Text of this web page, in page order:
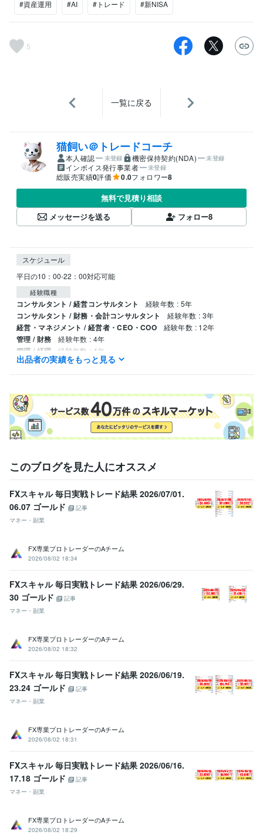
#資産運用 #AI #トレード #新NISA
5
一覧に戻る
猫飼い＠トレードコーチ
本人確認 未登録 機密保持契約(NDA) 未登録
インボイス発行事業者 未登録
総販売実績0評価 0.0フォロワー8
無料で見積り相談
メッセージを送る
フォロー8
スケジュール
平日の10：00-22：00対応可能
経験職種
コンサルタント / 経営コンサルタント 経験年数 : 5年
コンサルタント / 財務・会計コンサルタント 経験年数 : 3年
経営・マネジメント / 経営者・CEO・COO 経験年数 : 12年
管理 / 財務 経験年数 : 4年
管理 / 経理 経験年数 : 4年
トレード上達の教科書 初心者から達人への9つのステップ「Deep Tra
ding」 トレード特別講義「トレード戦略を先出しするための方法」
トレード特別講義「超地味だが重要なトレードの資金管理」 トレー
「新NISAで年利35％FIREを目指して」
トレード改善の教科書
からの最高の生き方
トレードマイスター
資格・検定
証券アナリスト 取得年 : 2014年
トレード業界
学歴
山形大学 1993年3月 ~ 1997年3月
語学力
英語 日常会話レベル
出品者の実績をもっと見る
このブログを見た人にオススメ
FXスキャル 毎日実戦トレード結果 2026/07/01.
06.07 ゴールド
記事
マネー・副業
FX専業プロトレーダーのAチーム
2026/08/02 18:34
FXスキャル 毎日実戦トレード結果 2026/06/29.
30 ゴールド
記事
マネー・副業
FX専業プロトレーダーのAチーム
2026/08/02 18:32
FXスキャル 毎日実戦トレード結果 2026/06/19.
23.24 ゴールド
記事
マネー・副業
FX専業プロトレーダーのAチーム
2026/08/02 18:31
FXスキャル 毎日実戦トレード結果 2026/06/16.
17.18 ゴールド
記事
マネー・副業
FX専業プロトレーダーのAチーム
2026/08/02 18:29